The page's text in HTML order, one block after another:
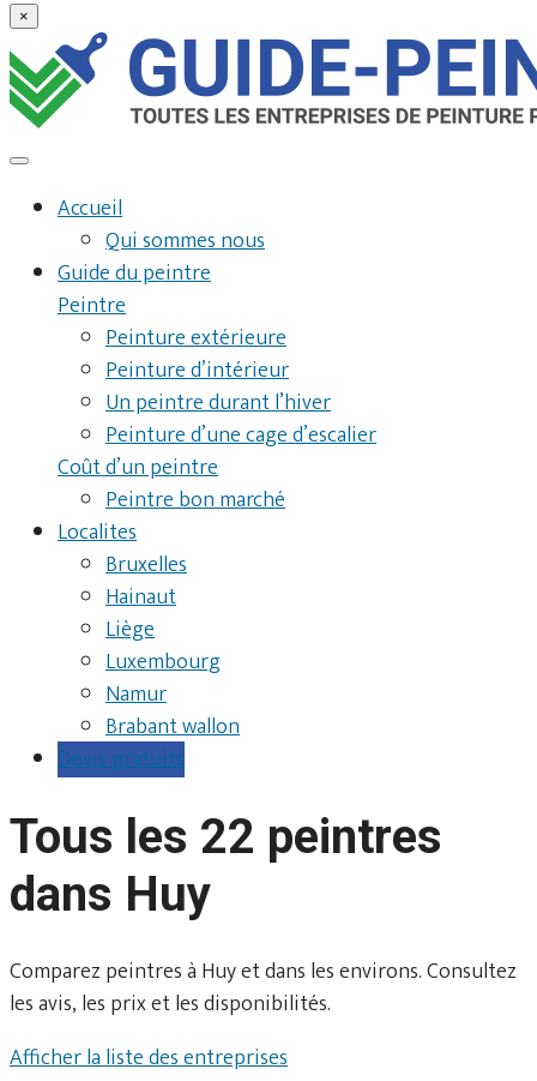
×
Accueil
Qui sommes nous
Guide du peintre
Peintre
Peinture extérieure
Peinture d’intérieur
Un peintre durant l’hiver
Peinture d’une cage d’escalier
Coût d’un peintre
Peintre bon marché
Localites
Bruxelles
Hainaut
Liège
Luxembourg
Namur
Brabant wallon
Devis gratuits
Tous les 22 peintres
dans Huy
Comparez peintres à Huy et dans les environs. Consultez
les avis, les prix et les disponibilités.
Afficher la liste des entreprises